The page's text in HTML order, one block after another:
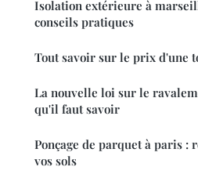
Isolation extérieure à
conseils pratiques
Tout savoir sur le prix d'une
La nouvelle loi sur le
qu'il faut savoir
Ponçage de parquet à paris :
vos sols